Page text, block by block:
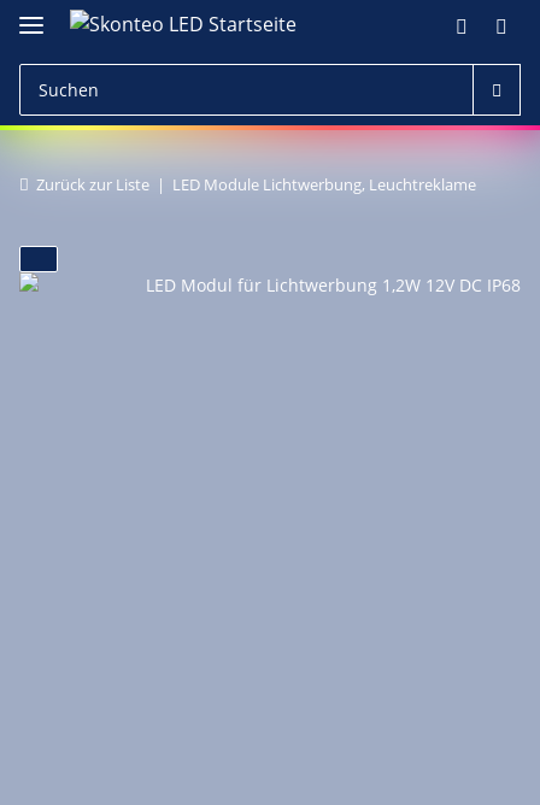
Zurück zur Liste LED Module Lichtwerbung, Leuchtreklame